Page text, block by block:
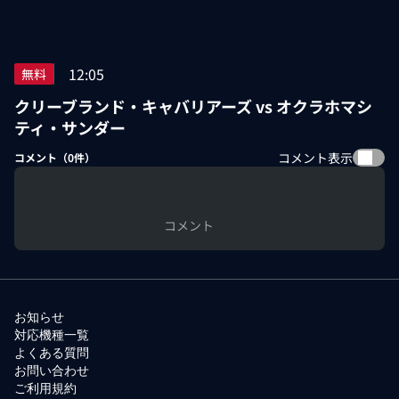
無料 12:05
クリーブランド・キャバリアーズ vs オクラホマシ
ティ・サンダー
コメント（0件） コメント表示
コメント
お知らせ
対応機種一覧
よくある質問
お問い合わせ
ご利用規約